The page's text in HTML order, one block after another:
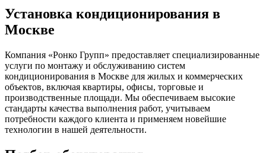
Установка кондиционирования в
Москве
Компания «Ронко Групп» предоставляет специализированные
услуги по монтажу и обслуживанию систем
кондиционирования в Москве для жилых и коммерческих
объектов, включая квартиры, офисы, торговые и
производственные площади. Мы обеспечиваем высокие
стандарты качества выполнения работ, учитываем
потребности каждого клиента и применяем новейшие
технологии в нашей деятельности.